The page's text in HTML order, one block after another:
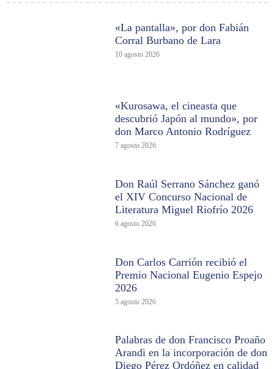
«La pantalla», por don Fabián
Corral Burbano de Lara
10 agosto 2026
«Kurosawa, el cineasta que
descubrió Japón al mundo», por
don Marco Antonio Rodríguez
7 agosto 2026
Don Raúl Serrano Sánchez ganó
el XIV Concurso Nacional de
Literatura Miguel Riofrío 2026
6 agosto 2026
Don Carlos Carrión recibió el
Premio Nacional Eugenio Espejo
2026
5 agosto 2026
Palabras de don Francisco Proaño
Arandi en la incorporación de don
Diego Pérez Ordóñez en calidad